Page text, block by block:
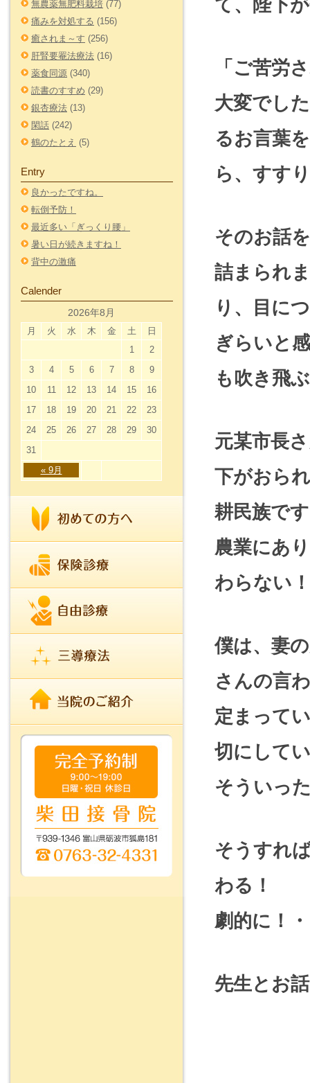
無農薬無肥料栽培 (77)
痛みを対処する (156)
癒されま～す (256)
肝腎要罨法療法 (16)
薬食同源 (340)
読書のすすめ (29)
銀杏療法 (13)
閑話 (242)
鶴のたとえ (5)
Entry
良かったですね。
転倒予防！
最近多い「ぎっくり腰」
暑い日が続きますね！
背中の激痛
Calender
2026年8月
月 火 水 木 金 土 日
« 9月
1
2
3
4 5 6 7 8
9
10
11 12 13 14 15
16
17
18 19 20 21 22
23
24
25 26 27 28 29
30
31
て、陛下
「ご苦労
大変でし
るお言葉
ら、すす
そのお話
詰まられ
り、目に
ぎらいと
も吹き飛
元某市長
下がおら
耕民族で
農業にあ
わらない！
僕は、妻
さんの言
定まって
切にして
そういっ
そうすれ
わる！
劇的に！
先生とお